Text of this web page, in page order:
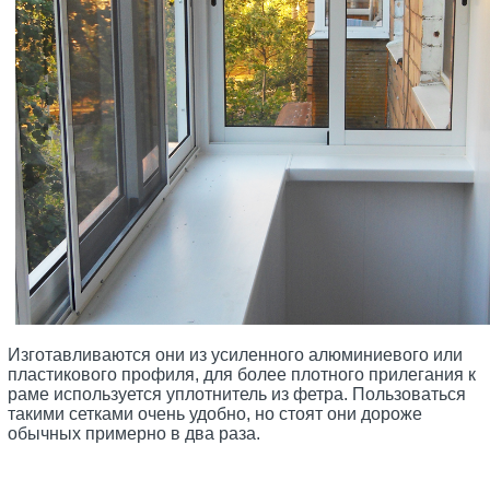
Изготавливаются они из усиленного алюминиевого или
пластикового профиля, для более плотного прилегания к
раме используется уплотнитель из фетра. Пользоваться
такими сетками очень удобно, но стоят они дороже
обычных примерно в два раза.